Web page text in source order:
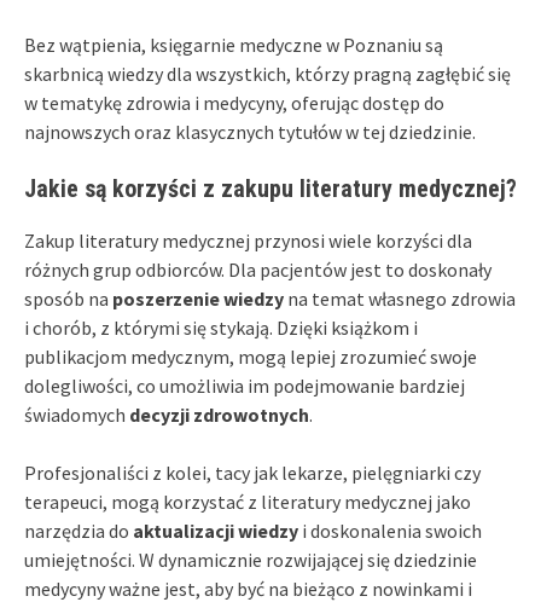
Bez wątpienia, księgarnie medyczne w Poznaniu są
skarbnicą wiedzy dla wszystkich, którzy pragną zagłębić się
w tematykę zdrowia i medycyny, oferując dostęp do
najnowszych oraz klasycznych tytułów w tej dziedzinie.
Jakie są korzyści z zakupu literatury medycznej?
Zakup literatury medycznej przynosi wiele korzyści dla
różnych grup odbiorców. Dla pacjentów jest to doskonały
sposób na poszerzenie wiedzy na temat własnego zdrowia
i chorób, z którymi się stykają. Dzięki książkom i
publikacjom medycznym, mogą lepiej zrozumieć swoje
dolegliwości, co umożliwia im podejmowanie bardziej
świadomych decyzji zdrowotnych.
Profesjonaliści z kolei, tacy jak lekarze, pielęgniarki czy
terapeuci, mogą korzystać z literatury medycznej jako
narzędzia do aktualizacji wiedzy i doskonalenia swoich
umiejętności. W dynamicznie rozwijającej się dziedzinie
medycyny ważne jest, aby być na bieżąco z nowinkami i